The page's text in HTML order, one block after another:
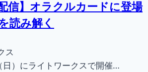
信】オラクルカードに登場
読み解く
ス
）にライトワークスで開催…